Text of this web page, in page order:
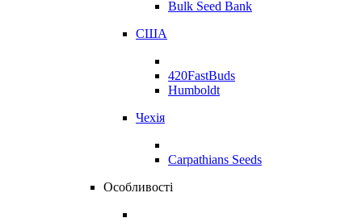
Bulk Seed Bank
США
420FastBuds
Humboldt
Чехія
Carpathians Seeds
Особливості